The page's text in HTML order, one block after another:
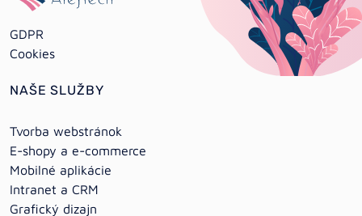
GDPR
Cookies
NAŠE SLUŽBY
Tvorba webstránok
E-shopy a e-commerce
Mobilné aplikácie
Intranet a CRM
Grafický dizajn